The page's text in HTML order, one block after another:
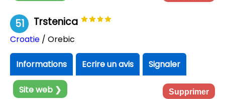
51 Trstenica
Croatie / Orebic
Informations Ecrire un avis Signaler
Site web ❯ Supprimer